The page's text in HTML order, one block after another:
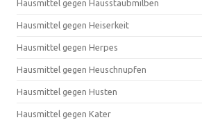
Hausmittel gegen Hausstaubmilben
Hausmittel gegen Heiserkeit
Hausmittel gegen Herpes
Hausmittel gegen Heuschnupfen
Hausmittel gegen Husten
Hausmittel gegen Kater